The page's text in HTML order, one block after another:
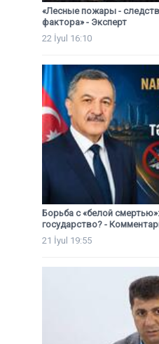
«Лесные пожары -
фактора» - Эксперт
22 İyul 16:10
Борьба с «белой
государство? -
21 İyul 19:55